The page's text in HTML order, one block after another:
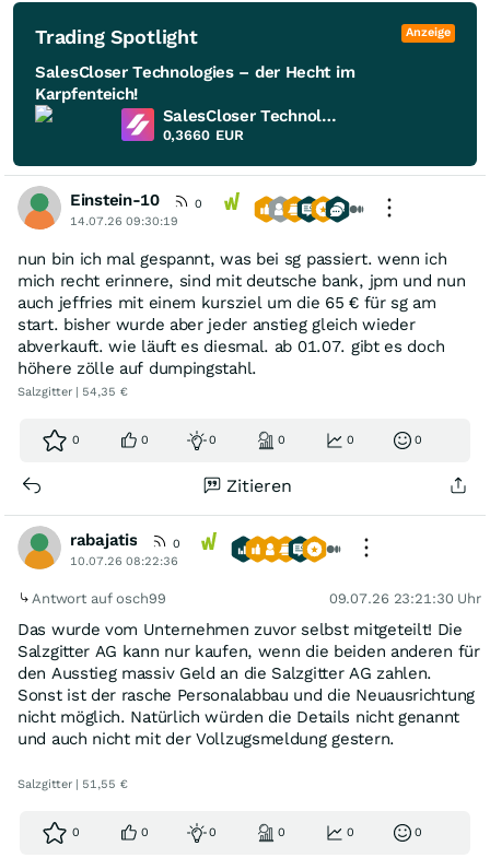
Trading Spotlight Anzeige
SalesCloser Technologies – der Hecht im
Karpfenteich!
SalesCloser Technologies
0,3660 EUR
Einstein-10
0
14.07.26 09:30:19
nun bin ich mal gespannt, was bei sg passiert. wenn ich
mich recht erinnere, sind mit deutsche bank, jpm und nun
auch jeffries mit einem kursziel um die 65 € für sg am
start. bisher wurde aber jeder anstieg gleich wieder
abverkauft. wie läuft es diesmal. ab 01.07. gibt es doch
höhere zölle auf dumpingstahl.
Salzgitter | 54,35 €
0 0 0 0 0 0
Zitieren
rabajatis
0
10.07.26 08:22:36
Antwort auf osch99 09.07.26 23:21:30 Uhr
Das wurde vom Unternehmen zuvor selbst mitgeteilt! Die
Salzgitter AG kann nur kaufen, wenn die beiden anderen für
den Ausstieg massiv Geld an die Salzgitter AG zahlen.
Sonst ist der rasche Personalabbau und die Neuausrichtung
nicht möglich. Natürlich würden die Details nicht genannt
und auch nicht mit der Vollzugsmeldung gestern.
Salzgitter | 51,55 €
0 0 0 0 0 0